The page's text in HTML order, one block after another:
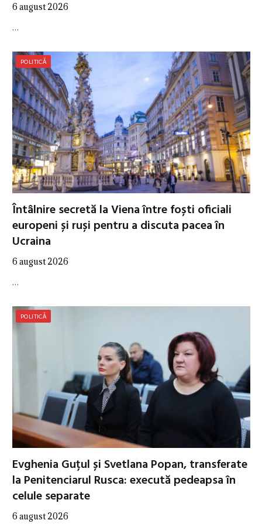
6 august 2026
…
POLITICĂ
Întâlnire secretă la Viena între foști oficiali
europeni și ruși pentru a discuta pacea în
Ucraina
6 august 2026
…
POLITICĂ
Evghenia Guțul și Svetlana Popan, transferate
la Penitenciarul Rusca: execută pedeapsa în
celule separate
6 august 2026